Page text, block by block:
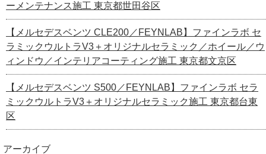
ーメンテナンス施工 東京都世田谷区
【メルセデスベンツ CLE200／FEYNLAB】ファインラボ セ
ラミックウルトラV3＋オリジナルセラミック／ホイール／ウ
ィンドウ／インテリアコーティング施工 東京都文京区
【メルセデスベンツ S500／FEYNLAB】ファインラボ セラ
ミックウルトラV3＋オリジナルセラミック施工 東京都台東
区
アーカイブ